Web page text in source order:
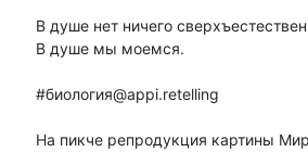
В душе нет ничего
В душе мы моемся.
#биология@appi.retelling
На пикче репродукция картины